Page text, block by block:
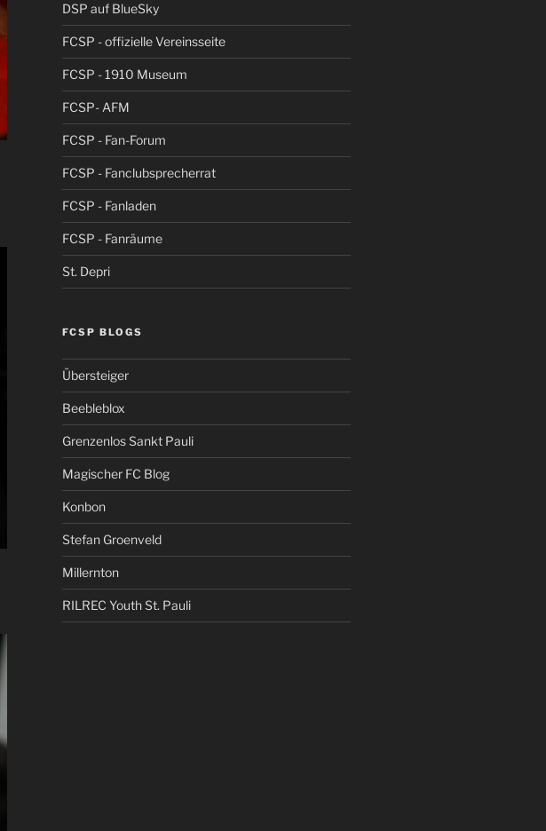
DSP auf BlueSky
FCSP - offizielle Vereinsseite
FCSP - 1910 Museum
FCSP- AFM
FCSP - Fan-Forum
FCSP - Fanclubsprecherrat
FCSP - Fanladen
FCSP - Fanräume
St. Depri
FCSP BLOGS
Übersteiger
Beebleblox
Grenzenlos Sankt Pauli
Magischer FC Blog
Konbon
Stefan Groenveld
Millernton
RILREC Youth St. Pauli